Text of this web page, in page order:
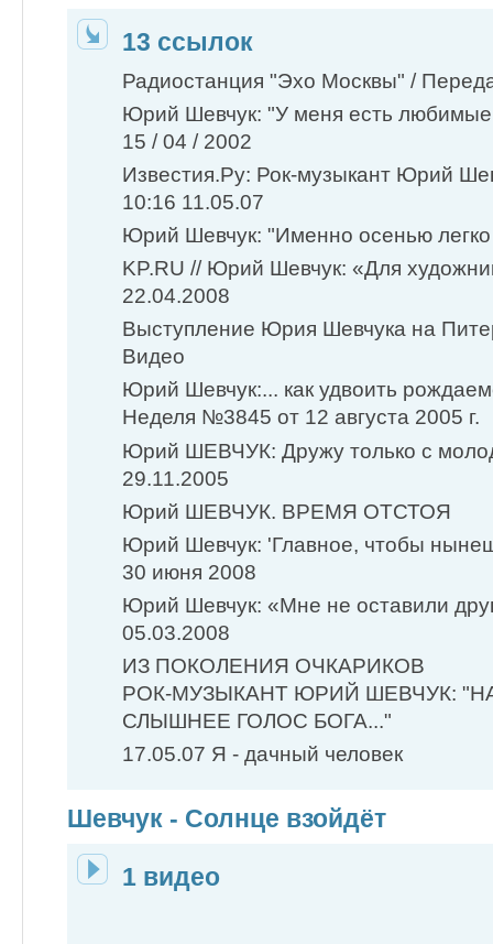
13 ссылок
Радиостанция "Эхо Москвы" /
Юрий Шевчук: "У меня есть
15 / 04 / 2002
Известия.Ру: Рок-музыкант Юрий
10:16 11.05.07
Юрий Шевчук: "Именно осенью
KP.RU // Юрий Шевчук: «Для
22.04.2008
Выступление Юрия Шевчука на
Видео
Юрий Шевчук:... как удвоить
Неделя №3845 от 12 августа 2005 г.
Юрий ШЕВЧУК: Дружу только с
29.11.2005
Юрий ШЕВЧУК. ВРЕМЯ ОТСТОЯ
Юрий Шевчук: 'Главное, чтобы
30 июня 2008
Юрий Шевчук: «Мне не оставили
05.03.2008
ИЗ ПОКОЛЕНИЯ ОЧКАРИКОВ
РОК-МУЗЫКАНТ ЮРИЙ ШЕВЧУК:
СЛЫШНЕЕ ГОЛОС БОГА..."
17.05.07 Я - дачный человек
Шевчук - Солнце взойдёт
1 видео